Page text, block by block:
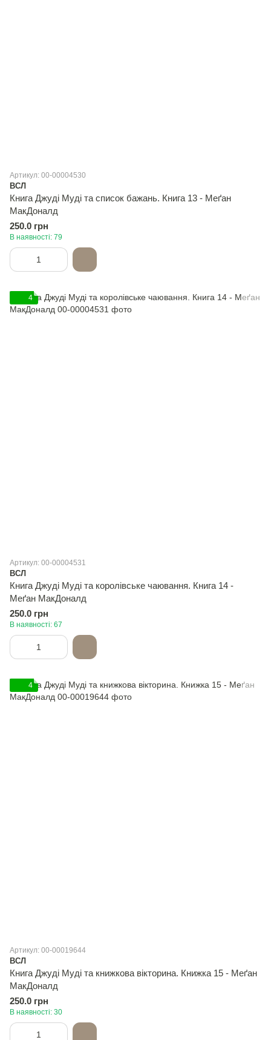
Артикул: 00-00004530
ВСЛ
Книга Джуді Муді та список бажань. Книга 13 - Меґан
МакДоналд
250.0 грн
В наявності: 79
4
Артикул: 00-00004531
ВСЛ
Книга Джуді Муді та королівське чаювання. Книга 14 -
Меґан МакДоналд
250.0 грн
В наявності: 67
4
Артикул: 00-00019644
ВСЛ
Книга Джуді Муді та книжкова вікторина. Книжка 15 - Меґан
МакДоналд
250.0 грн
В наявності: 30